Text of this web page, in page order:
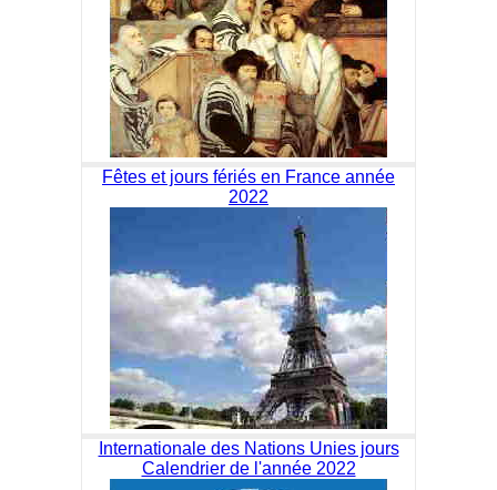
Fêtes et jours fériés en France année
2022
Internationale des Nations Unies jours
Calendrier de l'année 2022